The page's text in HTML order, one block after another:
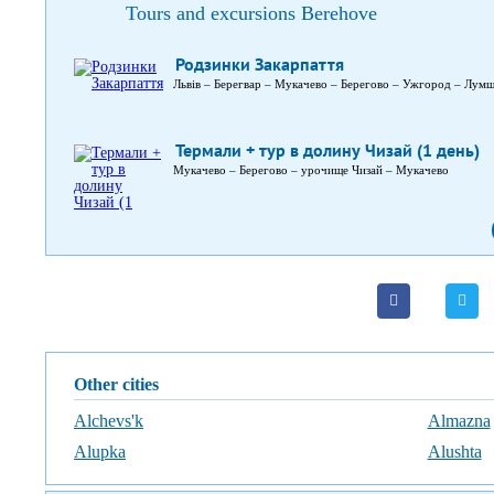
Tours and excursions Berehove
Родзинки Закарпаття
Львів – Берегвар – Мукачево – Берегово – Ужгород –
Термали + тур в долину Чизай (1 день)
Мукачево – Берегово – урочище Чизай – Мукачево
Other cities
Alchevs'k
Almazna
Alupka
Alushta